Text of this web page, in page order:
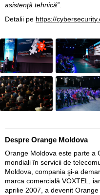
asistenţă tehnică”.
Detalii pe https://
Despre Orange Moldova
Orange Moldova este parte a
mondiali în servicii de
Moldova, compania şi-a
marca comercială VOXTEL,
aprilie 2007, a devenit